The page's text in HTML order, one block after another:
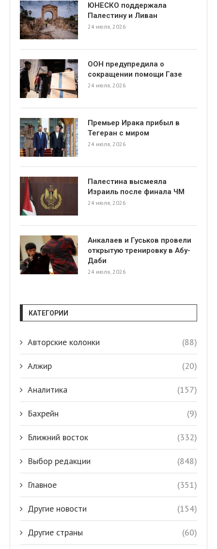
ЮНЕСКО поддержала
Палестину и Ливан
24 июля, 2026
ООН предупредила о
сокращении помощи Газе
24 июля, 2026
Премьер Ирака прибыл в
Тегеран с миром
24 июля, 2026
Палестина высмеяла
Израиль после финала ЧМ
24 июля, 2026
Анкалаев и Гуськов провели
открытую тренировку в Абу-
Даби
24 июля, 2026
КАТЕГОРИИ
Авторские колонки (88)
Алжир (20)
Аналитика (157)
Бахрейн (9)
Ближний восток (332)
Выбор редакции (848)
Главное (351)
Другие новости (154)
Другие страны (60)